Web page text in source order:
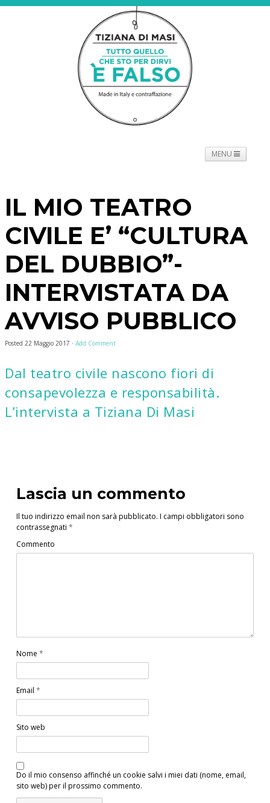
MENU
PROMOTORI BIOGRAFIE PRESS CONTATTI
IL MIO TEATRO
CIVILE E’ “CULTURA
DEL DUBBIO”-
INTERVISTATA DA
AVVISO PUBBLICO
Posted 22 Maggio 2017 · Add Comment
Dal teatro civile nascono fiori di
consapevolezza e responsabilità.
L’intervista a Tiziana Di Masi
Lascia un commento
Il tuo indirizzo email non sarà pubblicato. I campi obbligatori sono
contrassegnati *
Commento
Nome *
Email *
Sito web
Do il mio consenso affinché un cookie salvi i miei dati (nome, email,
sito web) per il prossimo commento.